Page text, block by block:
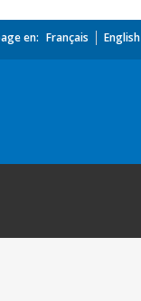
en: Français English